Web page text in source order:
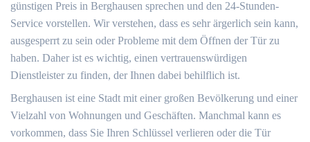
günstigen Preis in Berghausen sprechen und den 24-Stunden-
Service vorstellen. Wir verstehen, dass es sehr ärgerlich sein kann,
ausgesperrt zu sein oder Probleme mit dem Öffnen der Tür zu
haben.​ Daher ist es wichtig, einen vertrauenswürdigen
Dienstleister zu finden, der Ihnen dabei behilflich ist.​
Berghausen ist eine Stadt mit einer großen Bevölkerung und einer
Vielzahl von Wohnungen und Geschäften.​ Manchmal kann es
vorkommen, dass Sie Ihren Schlüssel verlieren oder die Tür